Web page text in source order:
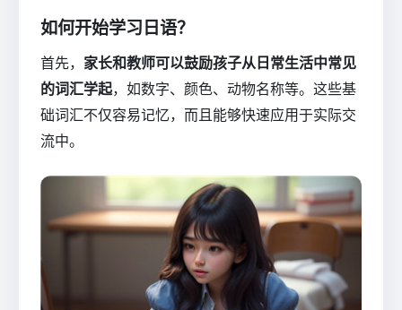
如何开始学习日语？
首先， 家长和教师可以鼓励孩子从日常生活中常见
的词汇学起，如数字、颜色、动物名称等。这些基
础词汇不仅容易记忆，而且能够快速应用于实际交
流中。